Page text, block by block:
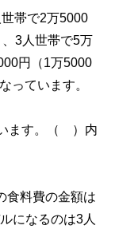
帯で2万5000
3人世帯で5万
円（1万5000
っています。
ます。（ ）内
食料費の金額は
になるのは3人